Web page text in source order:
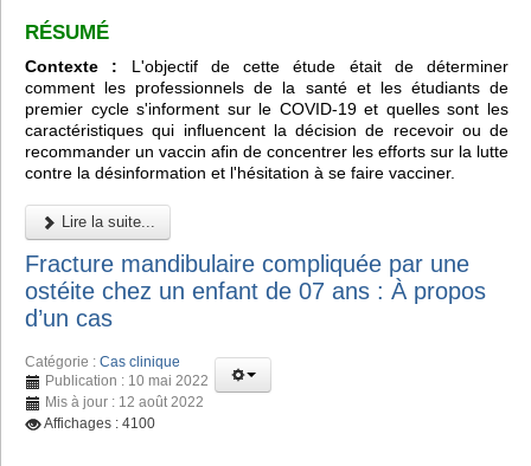
RÉSUMÉ
Contexte : L'objectif de cette étude était de déterminer
comment les professionnels de la santé et les étudiants de
premier cycle s'informent sur le COVID-19 et quelles sont les
caractéristiques qui influencent la décision de recevoir ou de
recommander un vaccin afin de concentrer les efforts sur la lutte
contre la désinformation et l'hésitation à se faire vacciner.
Lire la suite...
Fracture mandibulaire compliquée par une
ostéite chez un enfant de 07 ans : À propos
d’un cas
Catégorie : Cas clinique
Publication : 10 mai 2022
Mis à jour : 12 août 2022
Affichages : 4100